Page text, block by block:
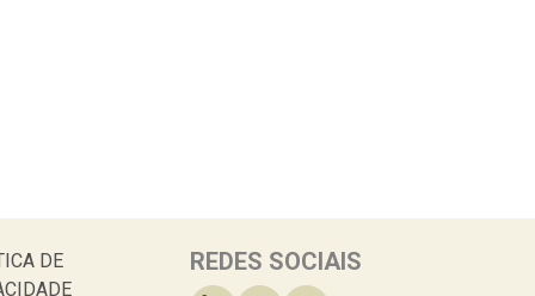
DE
REDES SOCIAIS